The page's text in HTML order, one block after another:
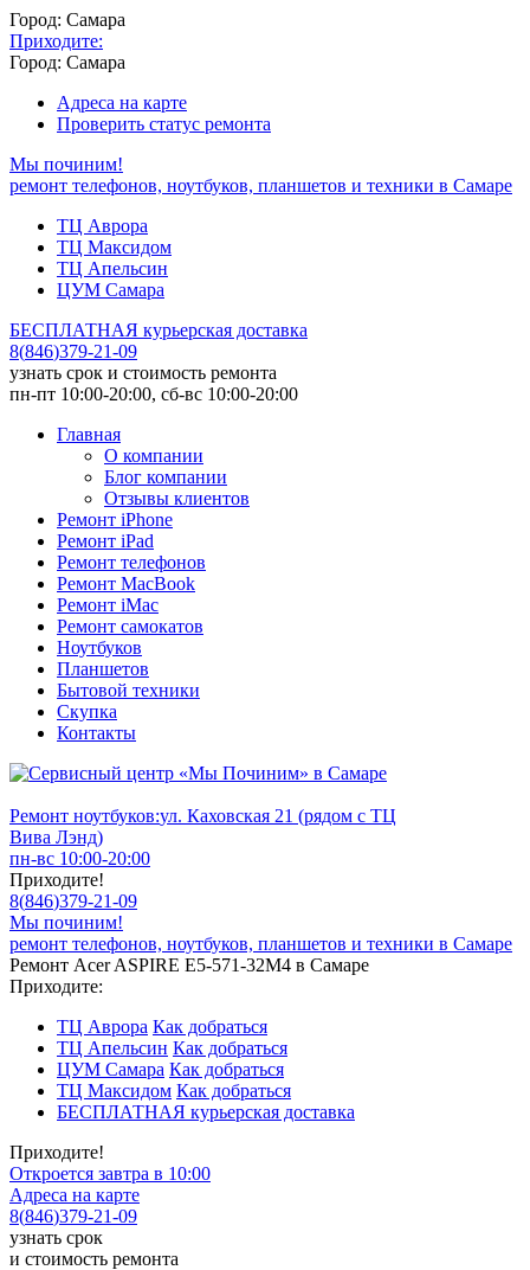
Город: Самара
Приходите:
Город: Самара
Адреса на карте
Проверить статус ремонта
Мы починим!
ремонт телефонов, ноутбуков, планшетов и техники в Самаре
ТЦ Аврора
ТЦ Максидом
ТЦ Апельсин
ЦУМ Самара
БЕСПЛАТНАЯ курьерская доставка
8(846)379-21-09
узнать срок и стоимость ремонта
пн-пт 10:00-20:00, сб-вс 10:00-20:00
Главная
О компании
Блог компании
Отзывы клиентов
Ремонт iPhone
Ремонт iPad
Ремонт телефонов
Ремонт MacBook
Ремонт iMac
Ремонт самокатов
Ноутбуков
Планшетов
Бытовой техники
Скупка
Контакты
Ремонт ноутбуков:ул. Каховская 21 (рядом с ТЦ
Вива Лэнд)
пн-вс 10:00-20:00
Приходите!
8(846)379-21-09
Мы починим!
ремонт телефонов, ноутбуков, планшетов и техники в Самаре
Ремонт Acer ASPIRE E5-571-32M4 в Самаре
Приходите:
ТЦ Аврора Как добраться
ТЦ Апельсин Как добраться
ЦУМ Самара Как добраться
ТЦ Максидом Как добраться
БЕСПЛАТНАЯ курьерская доставка
Приходите!
Откроется завтра в 10:00
Адреса на карте
8(846)379-21-09
узнать срок
и стоимость ремонта